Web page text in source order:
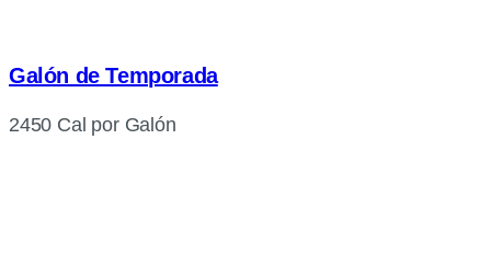
Galón de Temporada
2450 Cal por Galón